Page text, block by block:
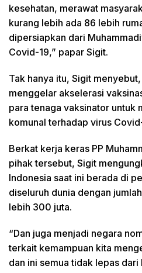
kesehatan, merawat
kurang lebih ada 86 lebih
dipersiapkan dari
Covid-19,” papar Sigit.
Tak hanya itu, Sigit
menggelar akselerasi
para tenaga vaksinator untuk
komunal terhadap virus
Berkat kerja keras PP
pihak tersebut, Sigit
Indonesia saat ini berada di
diseluruh dunia dengan
lebih 300 juta.
“Dan juga menjadi negara
terkait kemampuan kita
dan ini semua tidak lepas dari